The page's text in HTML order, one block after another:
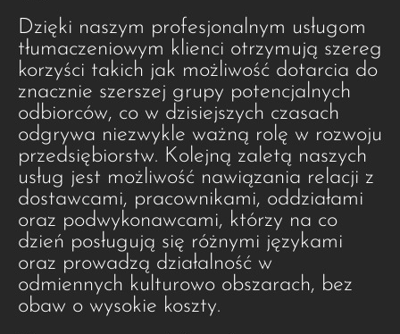
Dzięki naszym profesjonalnym usługom
tłumaczeniowym klienci otrzymują szereg
korzyści takich jak możliwość dotarcia do
znacznie szerszej grupy potencjalnych
odbiorców, co w dzisiejszych czasach
odgrywa niezwykle ważną rolę w rozwoju
przedsiębiorstw. Kolejną zaletą naszych
usług jest możliwość nawiązania relacji z
dostawcami, pracownikami, oddziałami
oraz podwykonawcami, którzy na co
dzień posługują się różnymi językami
oraz prowadzą działalność w
odmiennych kulturowo obszarach, bez
obaw o wysokie koszty.